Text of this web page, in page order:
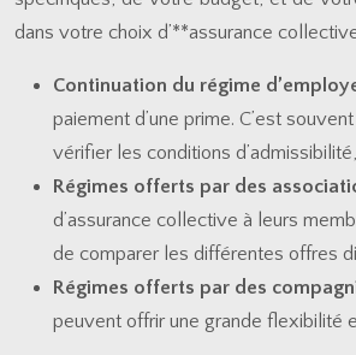
dans votre choix d’**assurance
Continuation du régime
paiement d’une prime. C’est
vérifier les conditions
Régimes offerts par des
d’assurance collective à leurs
de comparer les différentes offres
Régimes offerts par des
peuvent offrir une grande flexibilité